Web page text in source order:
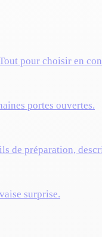
pour choisir en
portes ouvertes.
de préparation,
surprise.